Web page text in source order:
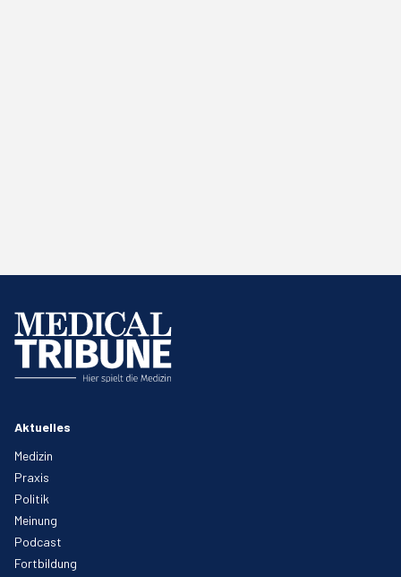
Aktuelles
Medizin
Praxis
Politik
Meinung
Podcast
Fortbildung